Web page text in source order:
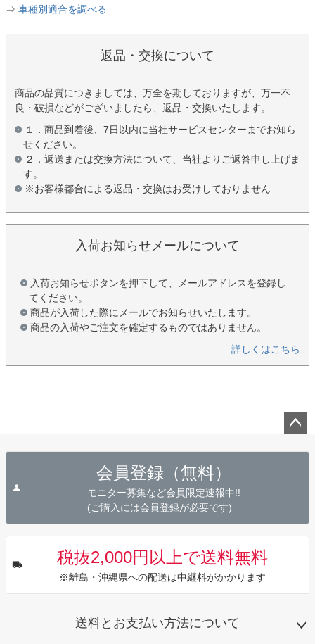
⇒ 車種別適合を調べる
返品・交換について
商品の品質につきましては、万全を期しておりますが、万一不
良・破損などがございましたら、返品・交換いたします。
１．商品到着後、7日以内に当社サービスセンターまでお知ら
せください。
２．返送または交換方法について、当社よりご返答申し上げま
す。
※お客様都合による返品・交換はお受けしておりません
入荷お知らせメールについて
入荷お知らせボタンを押下して、メールアドレスを登録し
てください。
商品が入荷した際にメールでお知らせいたします。
商品の入荷やご注文を確定するものではありません。
詳しくはこちら
会員登録（無料）
モニター募集など会員限定速報中!!
(ご購入には会員登録が必要です)
税抜2,000円以上で送料無料
※離島・沖縄県への配送は中継料がかかります
送料とお支払い方法について